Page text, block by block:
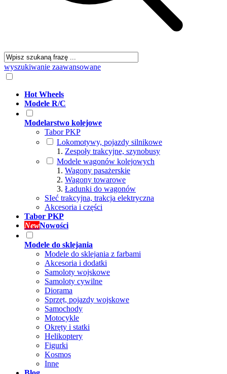
wyszukiwanie zaawansowane
Hot Wheels
Modele R/C
Modelarstwo kolejowe
Tabor PKP
Lokomotywy, pojazdy silnikowe
Zespoły trakcyjne, szynobusy
Modele wagonów kolejowych
Wagony pasażerskie
Wagony towarowe
Ładunki do wagonów
SIeć trakcyjna, trakcja elektryczna
Akcesoria i części
Tabor PKP
NewNowości
Modele do sklejania
Modele do sklejania z farbami
Akcesoria i dodatki
Samoloty wojskowe
Samoloty cywilne
Diorama
Sprzęt, pojazdy wojskowe
Samochody
Motocykle
Okręty i statki
Helikoptery
Figurki
Kosmos
Inne